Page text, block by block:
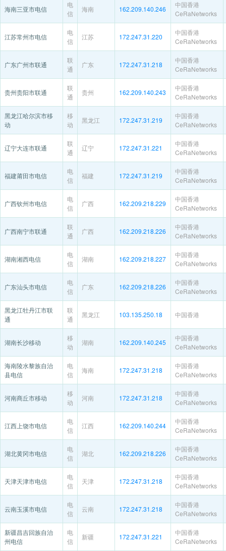
海南三亚市电信
电
信
海南 162.209.140.246
中国香港
CeRaNetworks
江苏常州市电信
电
信
江苏 172.247.31.220
中国香港
CeRaNetworks
广东广州市联通
联
通
广东 172.247.31.218
中国香港
CeRaNetworks
贵州贵阳市联通
联
通
贵州 162.209.140.243
中国香港
CeRaNetworks
黑龙江哈尔滨市移
动
移
动
黑龙江 172.247.31.219
中国香港
CeRaNetworks
辽宁大连市联通
联
通
辽宁 172.247.31.221
中国香港
CeRaNetworks
福建莆田市电信
电
信
福建 172.247.31.219
中国香港
CeRaNetworks
广西钦州市电信
电
信
广西 162.209.218.229
中国香港
CeRaNetworks
广西南宁市联通
联
通
广西 162.209.218.226
中国香港
CeRaNetworks
湖南湘西电信
电
信
湖南 162.209.218.227
中国香港
CeRaNetworks
广东汕头市电信
电
信
广东 162.209.218.226
中国香港
CeRaNetworks
黑龙江牡丹江市联
通
联
通
黑龙江 103.135.250.18 中国香港
湖南长沙移动
移
动
湖南 162.209.140.245
中国香港
CeRaNetworks
海南陵水黎族自治
县电信
电
信
海南 172.247.31.218
中国香港
CeRaNetworks
河南商丘市移动
移
动
河南 172.247.31.218
中国香港
CeRaNetworks
江西上饶市电信
电
信
江西 162.209.140.244
中国香港
CeRaNetworks
湖北黄冈市电信
电
信
湖北 162.209.218.226
中国香港
CeRaNetworks
天津天津市电信
电
信
天津 172.247.31.218
中国香港
CeRaNetworks
云南玉溪市电信
电
信
云南 172.247.31.218
中国香港
CeRaNetworks
新疆昌吉回族自治
州电信
电
信
新疆 172.247.31.221
中国香港
CeRaNetworks